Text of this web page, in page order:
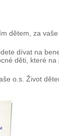
dětem, za
dívat na
děti, které
o.s. Život